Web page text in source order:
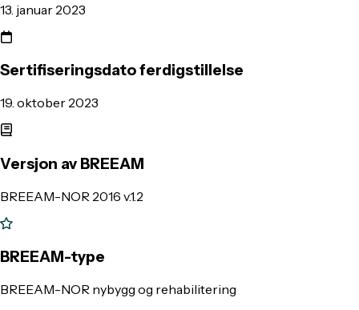
13. januar 2023
Sertifiseringsdato ferdigstillelse
19. oktober 2023
Versjon av BREEAM
BREEAM-NOR 2016 v.1.2
BREEAM-type
BREEAM-NOR nybygg og rehabilitering